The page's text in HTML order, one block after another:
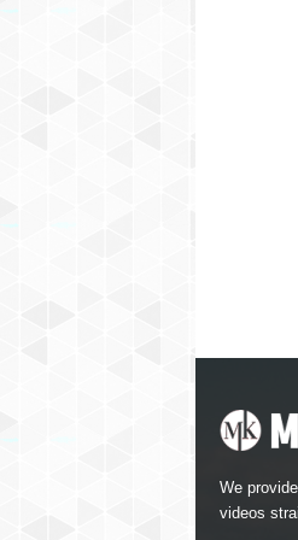
We
videos